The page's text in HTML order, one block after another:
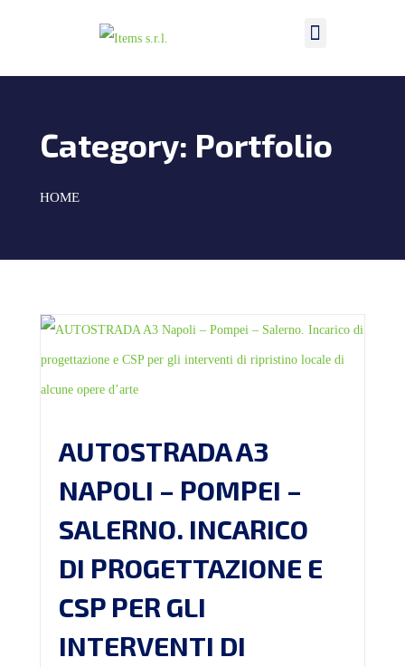
Category: Portfolio
HOME
AUTOSTRADA A3
NAPOLI – POMPEI –
SALERNO. INCARICO
DI PROGETTAZIONE E
CSP PER GLI
INTERVENTI DI